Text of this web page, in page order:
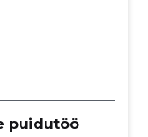
puidutöö